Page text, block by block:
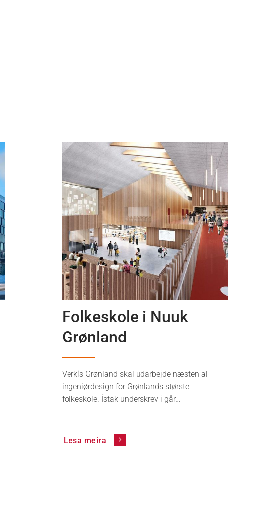
News
Folkeskole i Nuuk
Grønland
Verkís Grønland skal udarbejde næsten al
ingeniørdesign for Grønlands største
folkeskole. Ístak underskrev i går…
Lesa meira